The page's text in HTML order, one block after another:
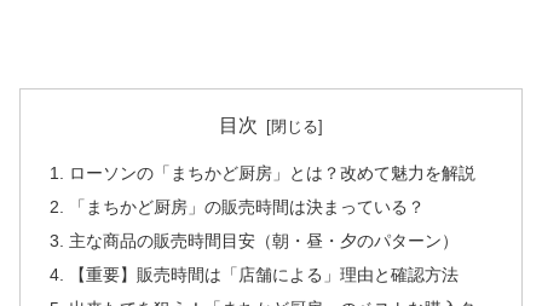
目次
ローソンの「まちかど厨房」とは？改めて魅力を解説
「まちかど厨房」の販売時間は決まっている？
主な商品の販売時間目安（朝・昼・夕のパターン）
【重要】販売時間は「店舗による」理由と確認方法